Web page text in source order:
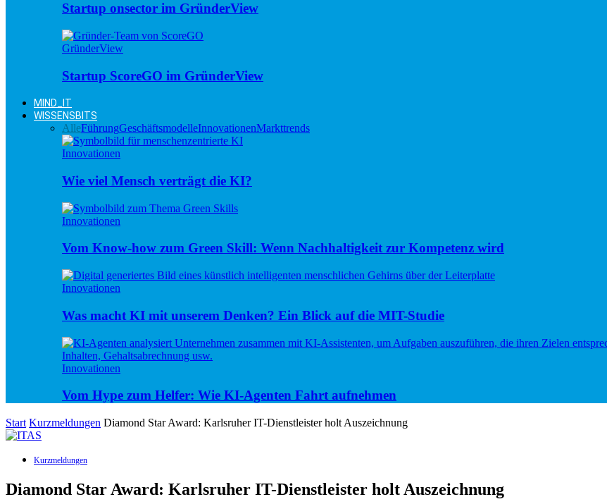
Startup onsector im GründerView
GründerView
Startup ScoreGO im GründerView
MIND_IT
WISSENSBITS
AlleFührungGeschäftsmodelleInnovationenMarkttrends
Innovationen
Wie viel Mensch verträgt die KI?
Innovationen
Vom Know-how zum Green Skill: Wenn Nachhaltigkeit zur Kompetenz wird
Innovationen
Was macht KI mit unserem Denken? Ein Blick auf die MIT-Studie
Innovationen
Vom Hype zum Helfer: Wie KI-Agenten Fahrt aufnehmen
Start Kurzmeldungen Diamond Star Award: Karlsruher IT-Dienstleister holt Auszeichnung
Kurzmeldungen
Diamond Star Award: Karlsruher IT-Dienstleister holt Auszeichnung